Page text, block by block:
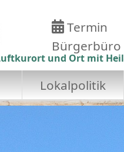
und Ort mit
Termin
Bürgerbüro
Lokalpolitik